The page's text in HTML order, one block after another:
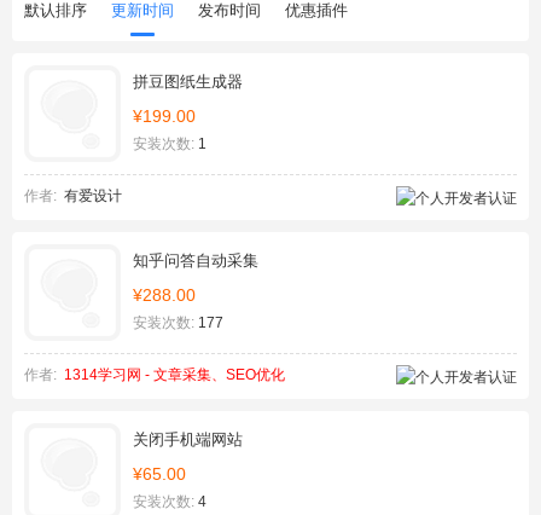
默认排序 更新时间 发布时间 优惠插件
拼豆图纸生成器
¥199.00
安装次数: 1
作者: 有爱设计
知乎问答自动采集
¥288.00
安装次数: 177
作者: 1314学习网 - 文章采集、SEO优化
关闭手机端网站
¥65.00
安装次数: 4